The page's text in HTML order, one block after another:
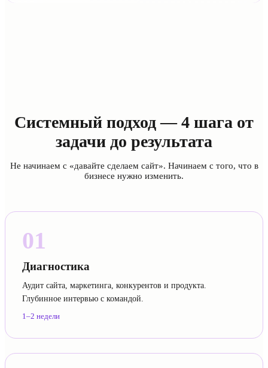
Системный подход — 4 шага от
задачи до результата
Не начинаем с «давайте сделаем сайт». Начинаем с того, что в
бизнесе нужно изменить.
01
Диагностика
Аудит сайта, маркетинга, конкурентов и продукта.
Глубинное интервью с командой.
1–2 недели